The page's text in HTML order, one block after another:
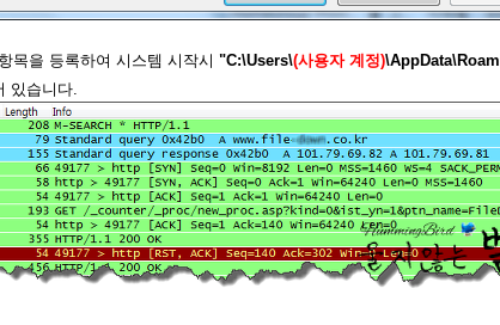
목을 등록하여 시스템 시작시 "C:\Users\(사용자 계정)
있습니다.